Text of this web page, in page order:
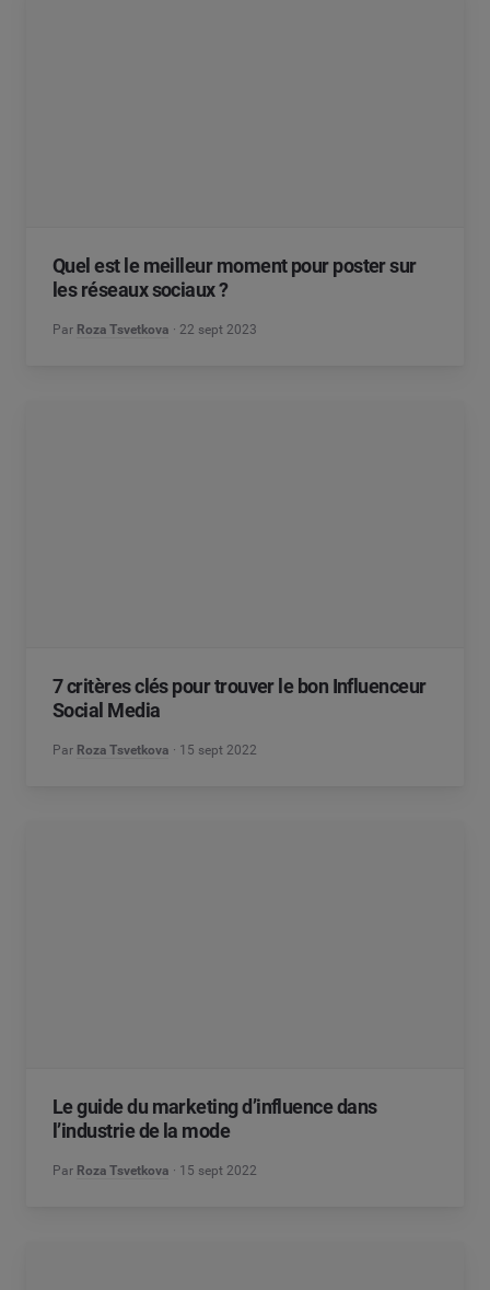
Quel est le meilleur moment pour poster sur
les réseaux sociaux ?
Par Roza Tsvetkova 22 sept 2023
7 critères clés pour trouver le bon Influenceur
Social Media
Par Roza Tsvetkova 15 sept 2022
Le guide du marketing d’influence dans
l’industrie de la mode
Par Roza Tsvetkova 15 sept 2022